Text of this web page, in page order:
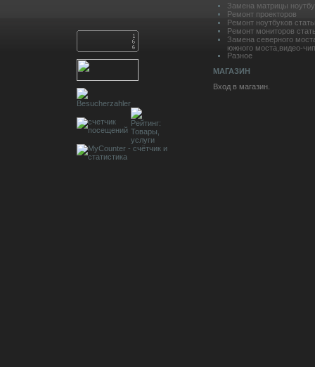
Замена матрицы
Ремонт проекторов
Ремонт ноутбуков
Ремонт мониторов
Замена северного
южного моста,видео-
Разное
МАГАЗИН
Вход в магазин.